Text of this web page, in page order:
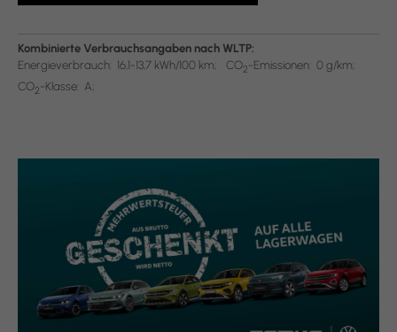
Kombinierte Verbrauchsangaben nach WLTP:
Energieverbrauch: 16,1-13,7 kWh/100 km; CO2-Emissionen: 0 g/km;
CO2-Klasse: A;